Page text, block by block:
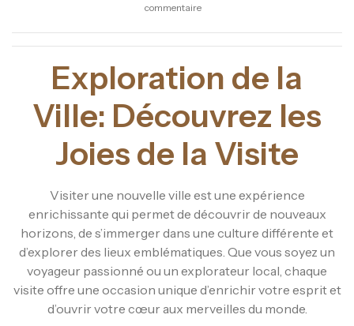
commentaire
Exploration de la
Ville: Découvrez les
Joies de la Visite
Visiter une nouvelle ville est une expérience
enrichissante qui permet de découvrir de nouveaux
horizons, de s’immerger dans une culture différente et
d’explorer des lieux emblématiques. Que vous soyez un
voyageur passionné ou un explorateur local, chaque
visite offre une occasion unique d’enrichir votre esprit et
d’ouvrir votre cœur aux merveilles du monde.